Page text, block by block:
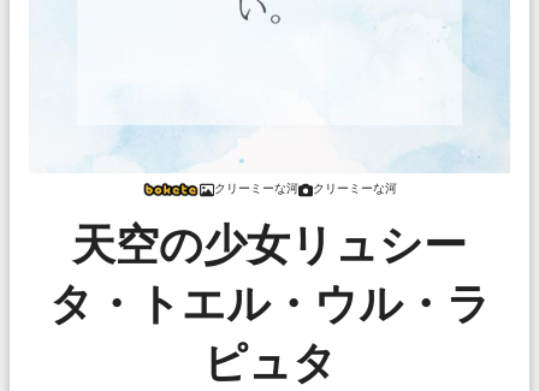
クリーミーな河 クリーミーな河
天空の少女リュシー
タ・トエル・ウル・ラ
ピュタ